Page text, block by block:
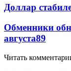
Доллар
Обменники
августа89
Читать